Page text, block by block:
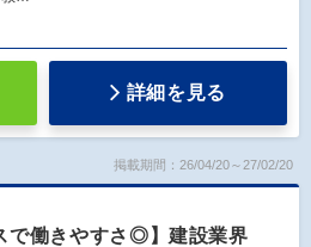
詳細を見る
掲載期間：26/04/20～27/02/20
で働きやすさ◎】建設業界